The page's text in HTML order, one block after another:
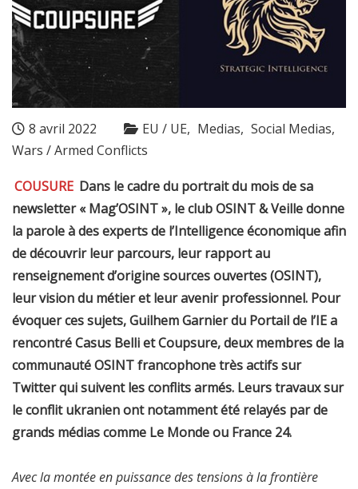
8 avril 2022 EU / UE Medias
Social Medias
Wars / Armed Conflicts
COUSURE Dans le cadre du portrait du mois de sa
newsletter « Mag’OSINT », le club OSINT & Veille donne
la parole à des experts de l’Intelligence économique afin
de découvrir leur parcours, leur rapport au
renseignement d’origine sources ouvertes (OSINT),
leur vision du métier et leur avenir professionnel. Pour
évoquer ces sujets, Guilhem Garnier du Portail de l’IE a
rencontré Casus Belli et Coupsure, deux membres de la
communauté OSINT francophone très actifs sur
Twitter qui suivent les conflits armés. Leurs travaux sur
le conflit ukranien ont notamment été relayés par de
grands médias comme Le Monde ou France 24.
Avec la montée en puissance des tensions à la frontière